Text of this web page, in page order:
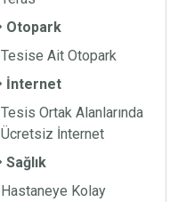
Otopark
Tesise Ait Otopark
İnternet
Tesis Ortak Alanlarında
Ücretsiz İnternet
Sağlık
Hastaneye Kolay